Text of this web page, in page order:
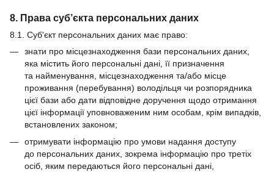
8. Права суб’єкта персональних даних
8.1. Суб'єкт персональних даних має право:
знати про місцезнаходження бази персональних даних,
яка містить його персональні дані, її призначення
та найменування, місцезнаходження та/або місце
проживання (перебування) володільця чи розпорядника
цієї бази або дати відповідне доручення щодо отримання
цієї інформації уповноваженим ним особам, крім випадків,
встановлених законом;
отримувати інформацію про умови надання доступу
до персональних даних, зокрема інформацію про третіх
осіб, яким передаються його персональні дані,